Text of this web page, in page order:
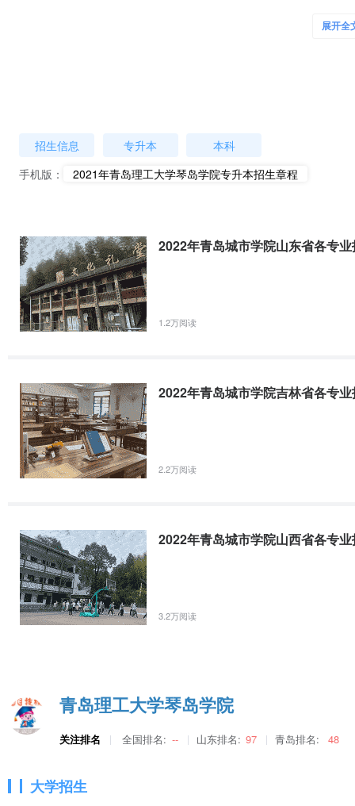
（二）身体健康。
（三）专科学习期间无记过及以上纪律处分，或有记过、留校察看纪
档立卡贫困家庭考生（经省级以上扶贫机构认定的）均具有报考资
后退役人员）均具有报考资格。
第十三条 报考资格获得方式
（一）高校推荐资格获得。
1.符合下列条件之一，可获得高校推荐资格。
源高校负责审定。
2.综合素质测评。我院按照有关要求制定综合素质测评方案并公开
测评成绩由课程学习成绩（学分绩点）和综合表现（包括思想品德
不少于80%。学生在校期间转专业的，其综合素质测评标准与转入
5个工作日，确保公开透明。
1.未获得高校推荐资格的学生，可参加我院的专业综合能力测试，通
2.专业综合能力测试。我院在省教育厅下达2021年招生计划后3日
目，每门考试科目涵盖1-2门专业基础课程，由我院根据专业特点和
测试方式以笔试为主。我院根据人才选拔情况，在不同年度对考试
段学习需要确定，测试结果分为“合格”和“不合格”。我院的专业综合
厅会同省扶贫办审核后，由省教育招生考试院组织开展报名工作。
（四）退役大学生士兵考生。具有我省户籍的退役大学生士兵需于3
查时，考生需携带本人身份证原件和复印件、专科（高职）毕业证
第五章 招生专业、计划
展开全
招生信息 专升本
本科
手机版：
2021年青岛理工大学琴岛学院专升本招生章程
2022年青岛城市学院山东省各专
1.2万阅读
2022年青岛城市学院吉林省各专
2.2万阅读
2022年青岛城市学院山西省各专
3.2万阅读
青岛理工大学琴岛学院
关注排名 全国排名: -- 山东排名: 97 青岛排名: 48
大学招生